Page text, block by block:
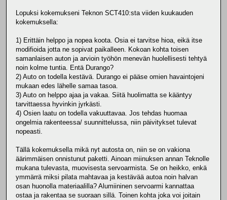
Lopuksi kokemukseni Teknon SCT410:sta viiden kuukauden
kokemuksella:
1) Erittäin helppo ja nopea koota. Osia ei tarvitse hioa, eikä itse
modifioida jotta ne sopivat paikalleen. Kokoan kohta toisen
samanlaisen auton ja arvioin työhön menevän huolellisesti tehtyä
noin kolme tuntia. Entä Durango?
2) Auto on todella kestävä. Durango ei pääse omien havaintojeni
mukaan edes lähelle samaa tasoa.
3) Auto on helppo ajaa ja vakaa. Siitä huolimatta se kääntyy
tarvittaessa hyvinkin jyrkästi.
4) Osien laatu on todella vakuuttavaa. Jos tehdas huomaa
ongelmia rakenteessa/ suunnittelussa, niin päivitykset tulevat
nopeasti.
Tällä kokemuksella mikä nyt autosta on, niin se on vakiona
äärimmäisen onnistunut paketti. Ainoan miinuksen annan Teknolle
mukana tulevasta, muovisesta servoarmista. Se on heikko, enkä
ymmärrä miksi pilata mahtavaa ja kestävää autoa noin halvan
osan huonolla materiaalilla? Alumiininen servoarmi kannattaa
ostaa ja rakentaa se suoraan sillä. Toinen kohta joka voi joitain